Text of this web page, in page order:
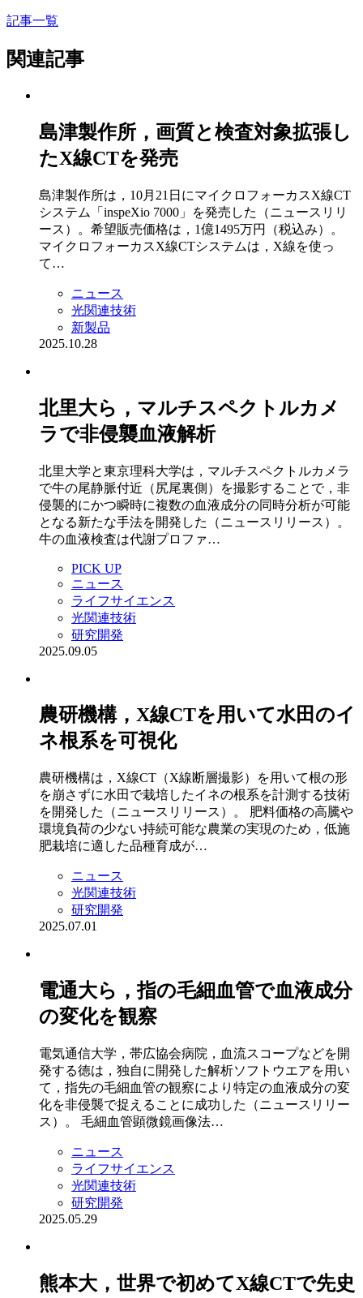
記事一覧
関連記事
島津製作所，画質と検査対象拡張し
たX線CTを発売
島津製作所は，10月21日にマイクロフォーカスX線CT
システム「inspeXio 7000」を発売した（ニュースリリ
ース）。希望販売価格は，1億1495万円（税込み）。
マイクロフォーカスX線CTシステムは，X線を使っ
て…
ニュース
光関連技術
新製品
2025.10.28
北里大ら，マルチスペクトルカメ
ラで非侵襲血液解析
北里大学と東京理科大学は，マルチスペクトルカメラ
で牛の尾静脈付近（尻尾裏側）を撮影することで，非
侵襲的にかつ瞬時に複数の血液成分の同時分析が可能
となる新たな手法を開発した（ニュースリリース）。
牛の血液検査は代謝プロファ…
PICK UP
ニュース
ライフサイエンス
光関連技術
研究開発
2025.09.05
農研機構，X線CTを用いて水田のイ
ネ根系を可視化
農研機構は，X線CT（X線断層撮影）を用いて根の形
を崩さずに水田で栽培したイネの根系を計測する技術
を開発した（ニュースリリース）。 肥料価格の高騰や
環境負荷の少ない持続可能な農業の実現のため，低施
肥栽培に適した品種育成が…
ニュース
光関連技術
研究開発
2025.07.01
電通大ら，指の毛細血管で血液成分
の変化を観察
電気通信大学，帯広協会病院，血流スコープなどを開
発する徳は，独自に開発した解析ソフトウエアを用い
て，指先の毛細血管の観察により特定の血液成分の変
化を非侵襲で捉えることに成功した（ニュースリリー
ス）。 毛細血管顕微鏡画像法…
ニュース
ライフサイエンス
光関連技術
研究開発
2025.05.29
熊本大，世界で初めてX線CTで先史